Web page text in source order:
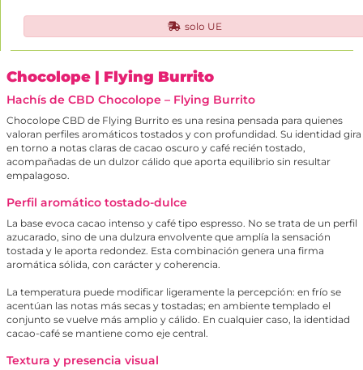
solo UE
Chocolope | Flying Burrito
Hachís de CBD Chocolope – Flying Burrito
Chocolope CBD de Flying Burrito es una resina pensada para quienes
valoran perfiles aromáticos tostados y con profundidad. Su identidad gira
en torno a notas claras de cacao oscuro y café recién tostado,
acompañadas de un dulzor cálido que aporta equilibrio sin resultar
empalagoso.
Perfil aromático tostado-dulce
La base evoca cacao intenso y café tipo espresso. No se trata de un perfil
azucarado, sino de una dulzura envolvente que amplía la sensación
tostada y le aporta redondez. Esta combinación genera una firma
aromática sólida, con carácter y coherencia.
La temperatura puede modificar ligeramente la percepción: en frío se
acentúan las notas más secas y tostadas; en ambiente templado el
conjunto se vuelve más amplio y cálido. En cualquier caso, la identidad
cacao-café se mantiene como eje central.
Textura y presencia visual